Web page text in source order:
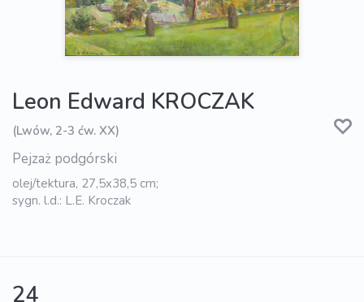
Leon Edward KROCZAK
(Lwów, 2-3 ćw. XX)
Pejzaż podgórski
olej/tektura, 27,5x38,5 cm;
sygn. l.d.: L.E. Kroczak
24